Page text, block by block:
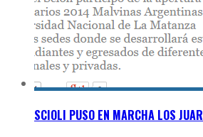
SCIOLI PUSO EN MARCHA LOS